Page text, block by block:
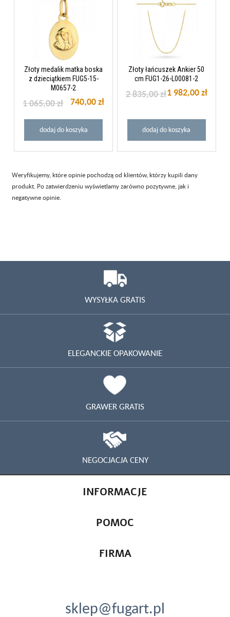
Złoty medalik matka boska
z dzieciątkiem FUG5-15-
M0657-2
740,00 zł
1 065,00 zł
dodaj do koszyka
Złoty łańcuszek Ankier 50
cm FUG1-26-L00081-2
1 982,00 zł
2 835,00 zł
dodaj do koszyka
Weryfikujemy, które opinie pochodzą od klientów, którzy kupili dany
produkt. Po zatwierdzeniu wyświetlamy zarówno pozytywne, jak i
negatywne opinie.
WYSYŁKA GRATIS
ELEGANCKIE OPAKOWANIE
GRAWER GRATIS
NEGOCJACJA CENY
INFORMACJE
POMOC
FIRMA
sklep@fugart.pl